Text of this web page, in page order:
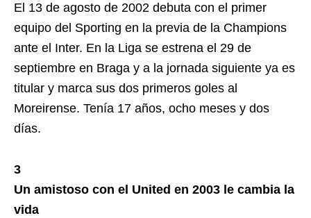
El 13 de agosto de 2002 debuta con el primer
equipo del Sporting en la previa de la Champions
ante el Inter. En la Liga se estrena el 29 de
septiembre en Braga y a la jornada siguiente ya es
titular y marca sus dos primeros goles al
Moreirense. Tenía 17 años, ocho meses y dos
días.
3
Un amistoso con el United en 2003 le cambia la
vida